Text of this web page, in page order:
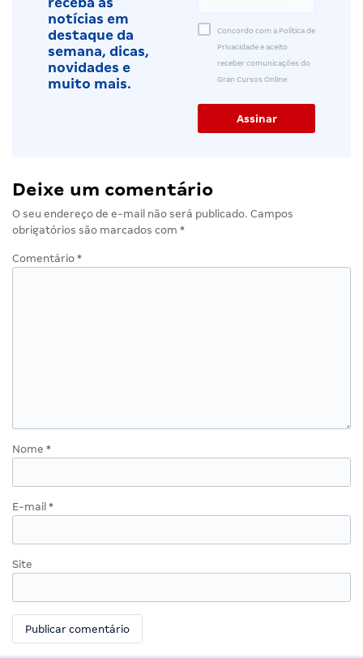
notícias em
destaque da
semana, dicas,
novidades e
muito mais.
Concordo com a Política de
Privacidade e aceito
receber comunicações do
Gran Cursos Online.
Deixe um comentário
O seu endereço de e-mail não será publicado. Campos
obrigatórios são marcados com *
Comentário *
Nome *
E-mail *
Site